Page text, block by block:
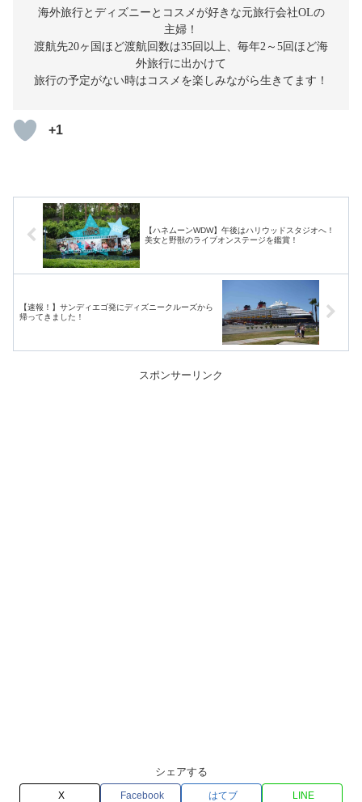
海外旅行とディズニーとコスメが好きな元旅行会社OLの
主婦！
渡航先20ヶ国ほど渡航回数は35回以上、毎年2～5回ほど海
外旅行に出かけて
旅行の予定がない時はコスメを楽しみながら生きてます！
+1
【ハネムーンWDW】午後はハリウッドスタジオへ！
美女と野獣のライブオンステージを鑑賞！
【速報！】サンディエゴ発にディズニークルーズから
帰ってきました！
スポンサーリンク
シェアする
X Facebook はてブ LINE